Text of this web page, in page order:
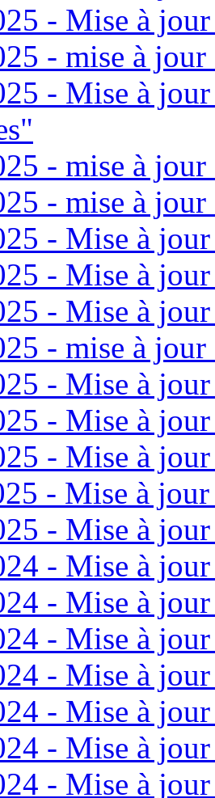
- Mise à
- mise à jour
- Mise à jour
- mise à jour
- mise à jour
- Mise à
- Mise à
- Mise à
- mise à jour
- Mise à
- Mise à
- Mise à
- Mise à jour
- Mise à
- Mise à
- Mise à
- Mise à
- Mise à
- Mise à
- Mise à
- Mise à